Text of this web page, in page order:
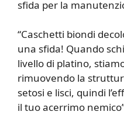
sfida per la
“Caschetti biondi
una sfida! Quando
livello di platino,
rimuovendo la
setosi e lisci, quindi
il tuo acerrimo